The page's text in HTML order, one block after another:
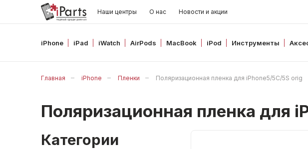
Наши центры О нас Новости и акции
iPhone iPad iWatch AirPods MacBook iPod Инструменты
Главная iPhone Пленки Поляризационная пленка для iPhone5/5C/5S orig
Поляризационная пленка для
Категории